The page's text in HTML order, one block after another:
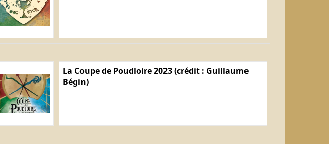
La Coupe de Poudloire 2023 (crédit : Guillaume
Bégin)